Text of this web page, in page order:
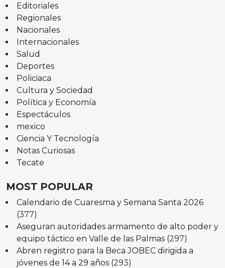
Editoriales
Regionales
Nacionales
Internacionales
Salud
Deportes
Policiaca
Cultura y Sociedad
Política y Economía
Espectáculos
mexico
Ciencia Y Tecnología
Notas Curiosas
Tecate
MOST POPULAR
Calendario de Cuaresma y Semana Santa 2026
(377)
Aseguran autoridades armamento de alto poder y
equipo táctico en Valle de las Palmas (297)
Abren registro para la Beca JOBEC dirigida a
jóvenes de 14 a 29 años (293)